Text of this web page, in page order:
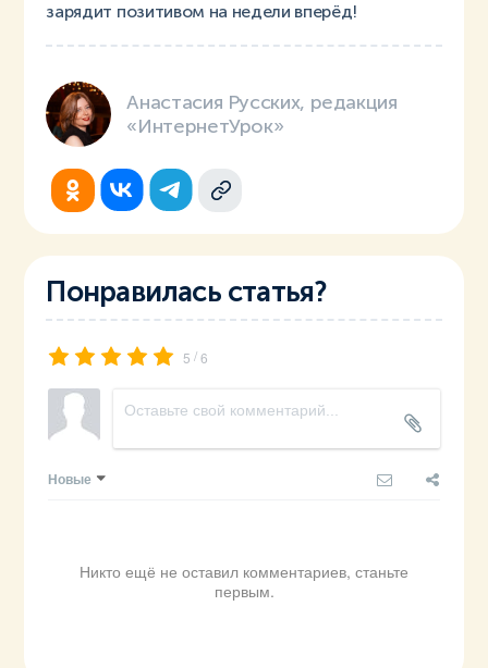
зарядит позитивом на недели вперёд!
Анастасия Русских, редакция
«ИнтернетУрок»
Понравилась статья?
5 /6
Новые
Никто ещё не оставил комментариев, станьте
первым.